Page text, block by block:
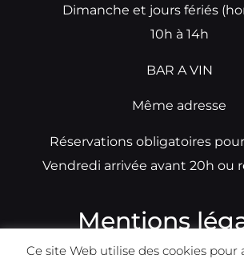
Dimanche et jours fériés
10h à 14h
BAR A VIN
Même adresse
Réservations obligatoires
Vendredi arrivée avant 20h ou
Mentions
Ce site Web utilise des cookies